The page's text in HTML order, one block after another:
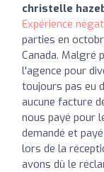
christelle
Expérience
parties en
Canada. Malgré
l'agence pour
toujours pas eu
aucune facture
nous payé pour
demandé et
lors de la
avons dû le